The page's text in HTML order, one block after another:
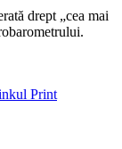
drept „cea mai
Print